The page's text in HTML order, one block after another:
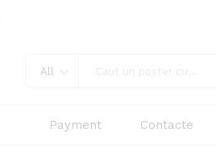
All
Payment Contacte